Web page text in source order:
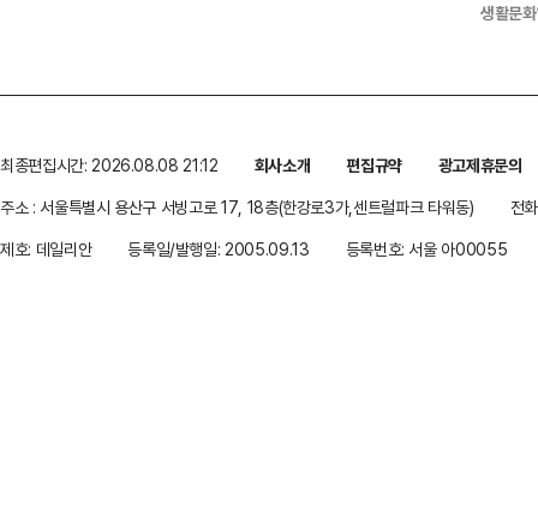
생활문
최종편집시간: 2026.08.08 21:12 회사소개 편집규약
광고제휴문의
주소 : 서울특별시 용산구 서빙고로 17, 18층(한강로3가,센트럴파크 타워동)
전
제호: 데일리안
등록일/발행일: 2005.09.13 등록번호: 서울 아00055